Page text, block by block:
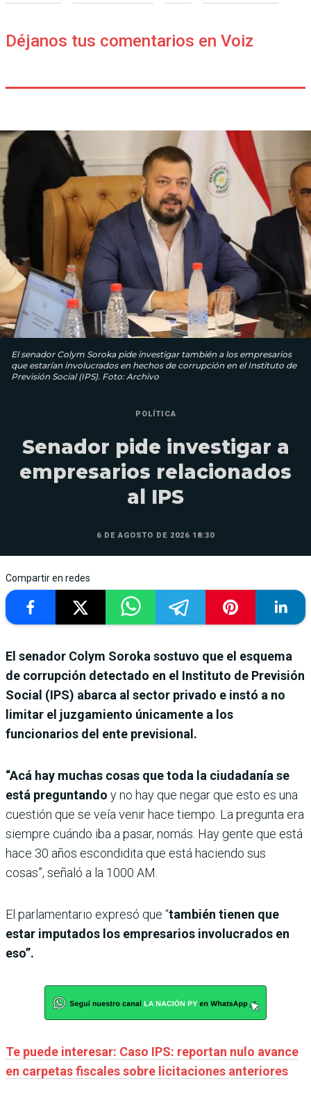
Déjanos tus comentarios en Voiz
El senador Colym Soroka pide investigar también a los empresarios
que estarían involucrados en hechos de corrupción en el Instituto de
Previsión Social (IPS). Foto: Archivo
POLÍTICA
Senador pide investigar a
empresarios relacionados
al IPS
6 DE AGOSTO DE 2026 18:30
Compartir en redes
El senador Colym Soroka sostuvo que el esquema
de corrupción detectado en el Instituto de Previsión
Social (IPS) abarca al sector privado e instó a no
limitar el juzgamiento únicamente a los
funcionarios del ente previsional.
“Acá hay muchas cosas que toda la ciudadanía se
está preguntando y no hay que negar que esto es una
cuestión que se veía venir hace tiempo. La pregunta era
siempre cuándo iba a pasar, nomás. Hay gente que está
hace 30 años escondidita que está haciendo sus
cosas”, señaló a la 1000 AM.
El parlamentario expresó que “también tienen que
estar imputados los empresarios involucrados en
eso”.
Te puede interesar: Caso IPS: reportan nulo avance
en carpetas fiscales sobre licitaciones anteriores